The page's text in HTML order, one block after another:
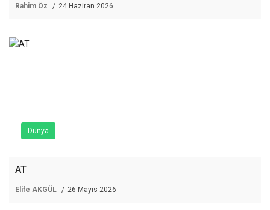
Rahim Öz 24 Haziran 2026
Dünya
AT
Elife AKGÜL 26 Mayıs 2026